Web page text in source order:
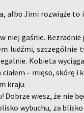
albo Jimi roz­wią­że to
niej ga­śnie.
ludź­mi,
Ko­bie­ta
– mięso, skórę i
kraju.
Do­brze wiesz, że nie
wy­bu­chu, za